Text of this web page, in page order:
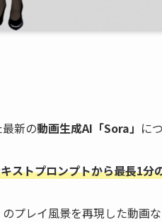
新の動画生成AI「Sora」 に
ストプロンプトから最長1分
プレイ風景を再現した動画